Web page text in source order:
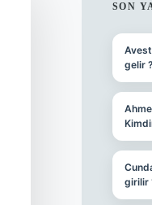
SON
gelir ?
girilir